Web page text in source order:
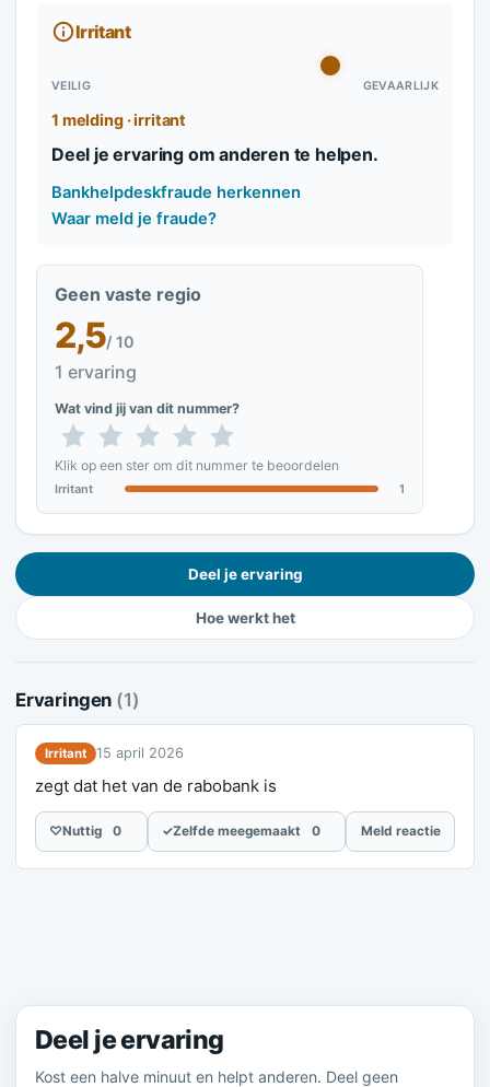
Irritant
VEILIG GEVAARLIJK
1 melding · irritant
Deel je ervaring om anderen te helpen.
Bankhelpdeskfraude herkennen
Waar meld je fraude?
Geen vaste regio
2,5/ 10
1 ervaring
Wat vind jij van dit nummer?
Klik op een ster om dit nummer te beoordelen
Irritant 1
Deel je ervaring
Hoe werkt het
Ervaringen (1)
Irritant 15 april 2026
zegt dat het van de rabobank is
♡Nuttig 0 ✓Zelfde meegemaakt 0 Meld reactie
Deel je ervaring
Kost een halve minuut en helpt anderen. Deel geen